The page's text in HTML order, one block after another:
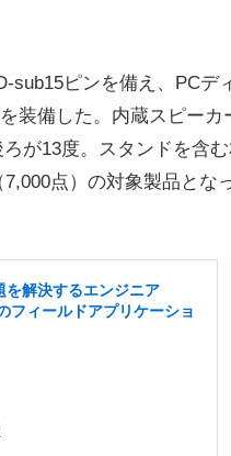
ピンを備え、PCデ
装備した。内蔵スピー
が13度。スタンドを含
点）の対象製品とな
を解決するエンジニア
フィールドアプリケーショ